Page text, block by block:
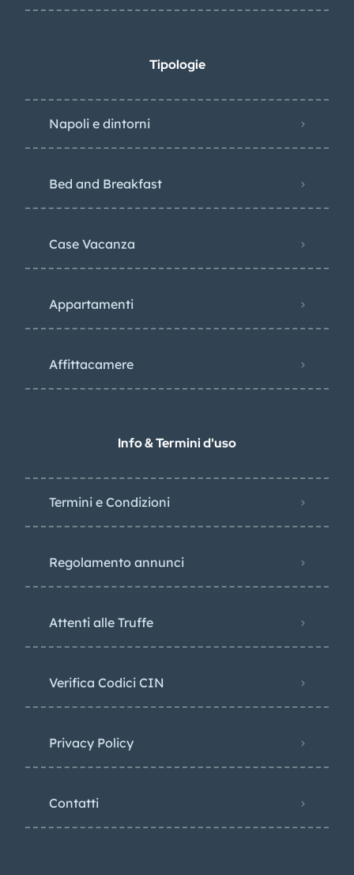
Tipologie
Napoli e dintorni
Bed and Breakfast
Case Vacanza
Appartamenti
Affittacamere
Info & Termini d'uso
Termini e Condizioni
Regolamento annunci
Attenti alle Truffe
Verifica Codici CIN
Privacy Policy​
Contatti